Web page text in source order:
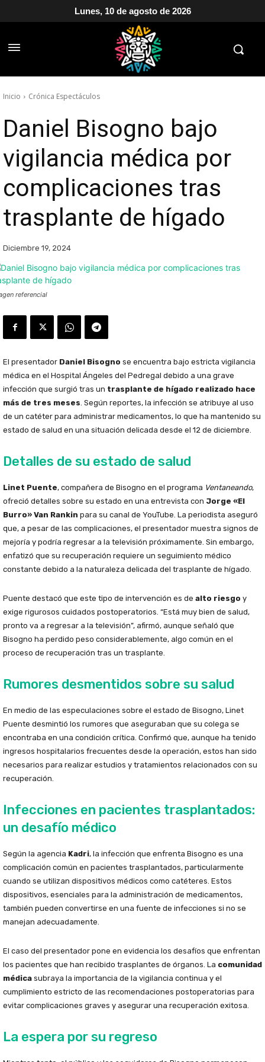
Lunes, 10 de agosto de 2026
Inicio Crónica Espectáculos
Daniel Bisogno bajo
vigilancia médica por
complicaciones tras
trasplante de hígado
Diciembre 19, 2024
referencial
El presentador Daniel Bisogno se encuentra bajo estricta vigilancia
médica en el Hospital Ángeles del Pedregal debido a una grave
infección que surgió tras un trasplante de hígado realizado hace
más de tres meses. Según reportes, la infección se atribuye al uso
de un catéter para administrar medicamentos, lo que ha mantenido su
estado de salud en una situación delicada desde el 12 de diciembre.
Detalles de su estado de salud
Linet Puente, compañera de Bisogno en el programa Ventaneando,
ofreció detalles sobre su estado en una entrevista con Jorge «El
Burro» Van Rankin para su canal de YouTube. La periodista aseguró
que, a pesar de las complicaciones, el presentador muestra signos de
mejoría y podría regresar a la televisión próximamente. Sin embargo,
enfatizó que su recuperación requiere un seguimiento médico
constante debido a la naturaleza delicada del trasplante de hígado.
Puente destacó que este tipo de intervención es de alto riesgo y
exige rigurosos cuidados postoperatorios. “Está muy bien de salud,
pronto va a regresar a la televisión”, afirmó, aunque señaló que
Bisogno ha perdido peso considerablemente, algo común en el
proceso de recuperación tras un trasplante.
Rumores desmentidos sobre su salud
En medio de las especulaciones sobre el estado de Bisogno, Linet
Puente desmintió los rumores que aseguraban que su colega se
encontraba en una condición crítica. Confirmó que, aunque ha tenido
ingresos hospitalarios frecuentes desde la operación, estos han sido
necesarios para realizar estudios y tratamientos relacionados con su
recuperación.
Infecciones en pacientes trasplantados:
un desafío médico
Según la agencia Kadri, la infección que enfrenta Bisogno es una
complicación común en pacientes trasplantados, particularmente
cuando se utilizan dispositivos médicos como catéteres. Estos
dispositivos, esenciales para la administración de medicamentos,
también pueden convertirse en una fuente de infecciones si no se
manejan adecuadamente.
El caso del presentador pone en evidencia los desafíos que enfrentan
los pacientes que han recibido trasplantes de órganos. La comunidad
médica subraya la importancia de la vigilancia continua y el
cumplimiento estricto de las recomendaciones postoperatorias para
evitar complicaciones graves y asegurar una recuperación exitosa.
La espera por su regreso